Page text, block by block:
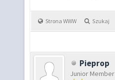
Strona WWW Szukaj
Pieprop
Junior Member